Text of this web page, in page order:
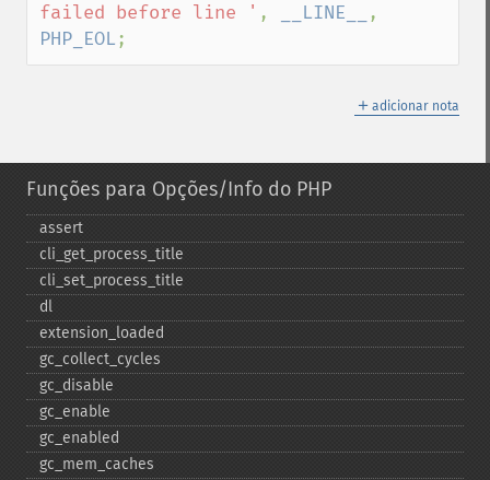
failed before line ' , __LINE__
PHP_EOL;
＋ adicionar nota
Funções para Opções/Info do PHP
assert
cli_​get_​process_​title
cli_​set_​process_​title
dl
extension_​loaded
gc_​collect_​cycles
gc_​disable
gc_​enable
gc_​enabled
gc_​mem_​caches